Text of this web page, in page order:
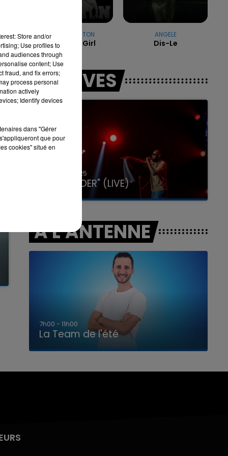
7h00 - 11h00
LA TEAM DE L'ÉTÉ
SEAN KINGSTON
Beautiful Girl
ANGELE
Dis-Le
LES LIVES
31 janvier 2025
GIMS "SPIDER" (LIVE)
A L'ANTENNE
7h00 - 11h00
La Team de l'été
Store and/or
Use profiles to
audiences through
content; Use
fraud, and fix errors;
process personal
actively
Identify devices
dans "Gérer
que pour
cookies" situé en